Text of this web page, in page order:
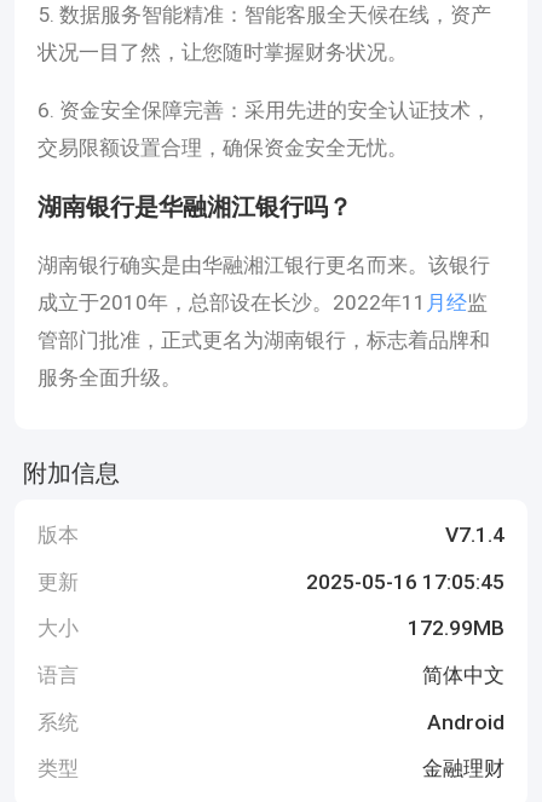
5. 数据服务智能精准：智能客服全天候在线，资产
状况一目了然，让您随时掌握财务状况。
6. 资金安全保障完善：采用先进的安全认证技术，
交易限额设置合理，确保资金安全无忧。
湖南银行是华融湘江银行吗？
湖南银行确实是由华融湘江银行更名而来。该银行
成立于2010年，总部设在长沙。2022年11 月经监
管部门批准，正式更名为湖南银行，标志着品牌和
服务全面升级。
附加信息
版本
V7.1.4
更新
2025-05-16 17:05:45
大小
172.99MB
语言
简体中文
系统
Android
类型
金融理财